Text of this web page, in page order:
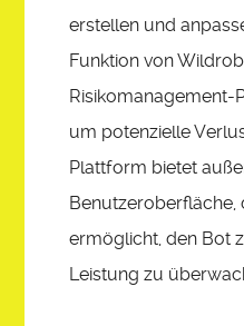
erstellen und
Funktion von
Risikomanagement-
um potenzielle
Plattform bietet
Benutzeroberfläche,
ermöglicht, den Bot
Leistung zu